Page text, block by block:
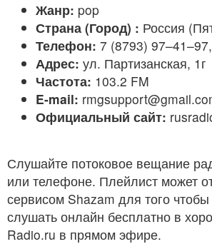
Жанр: pop
Страна (Город) : Россия
Телефон: 7 (8793)
Адрес: ул. Партизанская, 1г
Частота: 103.2 FM
E-mail:
Официальный сайт:
Слушайте потоковое вещание
или телефоне. Плейлист может
сервисом Shazam для того
слушать онлайн бесплатно в
Radio.ru в прямом эфире.